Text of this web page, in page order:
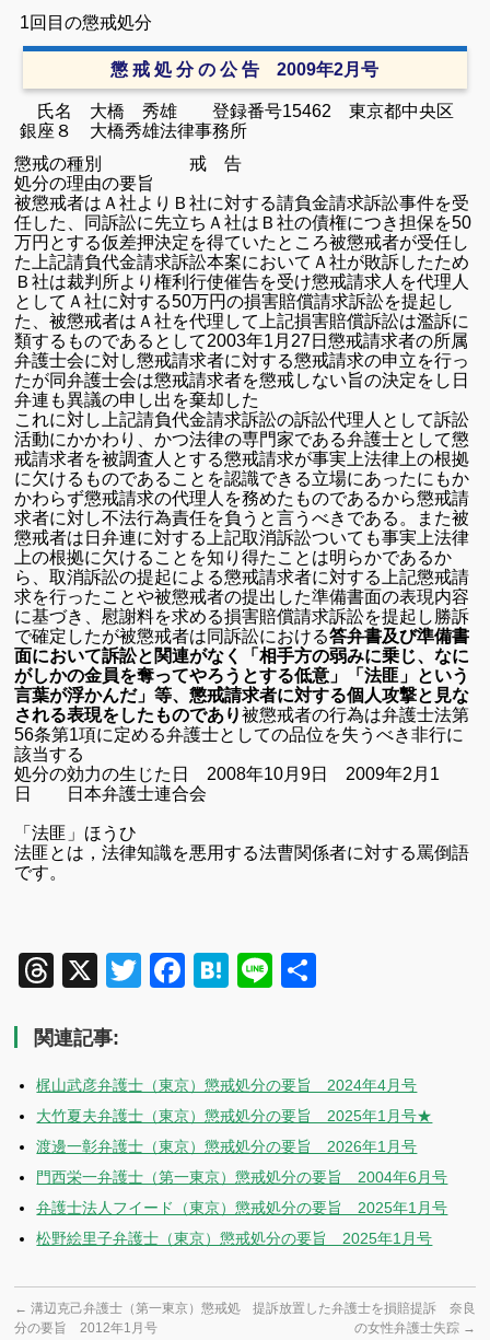
1回目の懲戒処分
懲 戒 処 分 の 公 告2009年2月号
氏名 大橋 秀雄 登録番号15462
東京都中央区
銀座８ 大橋秀雄法律事務所
懲戒の種別 戒 告
処分の理由の要旨
被懲戒者はＡ社よりＢ社に対する請負金請求訴訟事件を受
任した、 同訴訟に先立ちＡ社はＢ社の債権につき担保を50
万円とする仮差押決定を得ていたところ被懲戒者が受任し
た上記請負代金請求訴訟本案においてＡ社が敗訴したため
Ｂ社は裁判所より権利行使催告を受け懲戒請求人を代理人
としてＡ社に対する50万円の損害賠償請求訴訟を提起し
た、被懲戒者はＡ社を代理して上記損害賠償訴訟は濫訴に
類するものであるとして2003年1 月 27日懲戒請求者の所属
弁護士会に対し懲戒請求者に対する懲戒請求の申立を行っ
たが同弁護士会は懲戒請求者を懲戒しない旨の決定をし日
弁連も異議の申し出を棄却した
これに対し上記請負代金請求訴訟の訴訟代理人として訴訟
活動にかかわり、かつ法律の専門家である弁護士として懲
戒請求者を被調査人とする懲戒請求が事実上法律上の根拠
に欠けるものであることを認識できる立場にあったにもか
かわらず懲戒請求の代理人を務めたものであるから懲戒請
求者に対し不法行為責任を負うと言うべきである。
また被
懲戒者は日弁連に対する上記取消訴訟ついても事実上法律
上の根拠に欠けることを知り得たことは明らかであるか
ら、取消訴訟の提起による懲戒請求者に対する上記懲戒請
求を行ったことや被懲戒者の提出した準備書面の表現内容
に基づき、慰謝料を求める損害賠償請求訴訟を提起し勝訴
で確定したが被懲戒者は同訴訟における答弁書及び準備書
面において訴訟と関連がなく「相手方の弱みに乗じ、なに
がしかの金員を奪ってやろうとする低意」「法匪」という
言葉が浮かんだ」等、懲戒請求者に対する個人攻撃と見な
される表現をしたものであり被懲戒者の行為は弁護士法第
56条第1項に定める弁護士としての品位を失うべき非行に
該当する
処分の効力の生じた日 2008年10月9日 2009年2 月 1
日 日本弁護士連合会
「法匪」ほうひ
法匪とは，法律知識を悪用する法曹関係者に対する罵倒語
です。
Threads
X TwitterFacebook
Hatena
Line
関連記事:
梶山武彦弁護士（東京）懲戒処分の要旨 2024年4月号
大竹夏夫弁護士（東京）懲戒処分の要旨 2025年1月号★
渡邊一彰弁護士（東京）懲戒処分の要旨 2026年1月号
門西栄一弁護士（第一東京）懲戒処分の要旨 2004年6月号
弁護士法人フイード（東京）懲戒処分の要旨 2025年1月号
松野絵里子弁護士（東京）懲戒処分の要旨 2025年1月号
← 溝辺克己弁護士（第一東京）懲戒処
分の要旨 2012年1月号
提訴放置した弁護士を損賠提訴 奈良
の女性弁護士失踪 →